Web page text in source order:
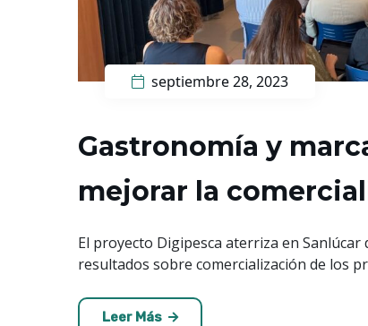
septiembre 28, 2023
Gastronomía y
mejorar la
El proyecto Digipesca aterriza en
resultados sobre comercialización de los
Leer Más